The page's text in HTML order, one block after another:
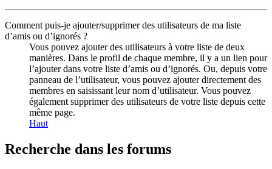
Comment puis-je ajouter/supprimer des utilisateurs de ma liste
d’amis ou d’ignorés ?
Vous pouvez ajouter des utilisateurs à votre liste de deux
manières. Dans le profil de chaque membre, il y a un lien pour
l’ajouter dans votre liste d’amis ou d’ignorés. Ou, depuis votre
panneau de l’utilisateur, vous pouvez ajouter directement des
membres en saisissant leur nom d’utilisateur. Vous pouvez
également supprimer des utilisateurs de votre liste depuis cette
même page.
Haut
Recherche dans les forums